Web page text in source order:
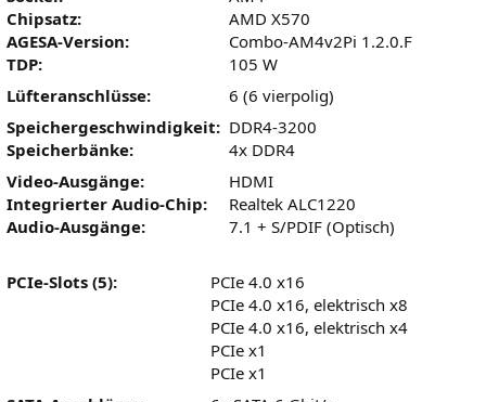
Chipsatz:
AMD X570
AGESA-Version:
Combo-AM4v2Pi 1.2.0.F
TDP:
105 W
Lüfteranschlüsse:
6 (6 vierpolig)
Speichergeschwindigkeit: DDR4-3200
Speicherbänke:
4x DDR4
Video-Ausgänge:
HDMI
Integrierter Audio-Chip:
Realtek ALC1220
Audio-Ausgänge:
7.1 + S/PDIF (Optisch)
PCIe-Slots (5):
PCIe 4.0 x16
PCIe 4.0 x16, elektrisch x8
PCIe 4.0 x16, elektrisch x4
PCIe x1
PCIe x1